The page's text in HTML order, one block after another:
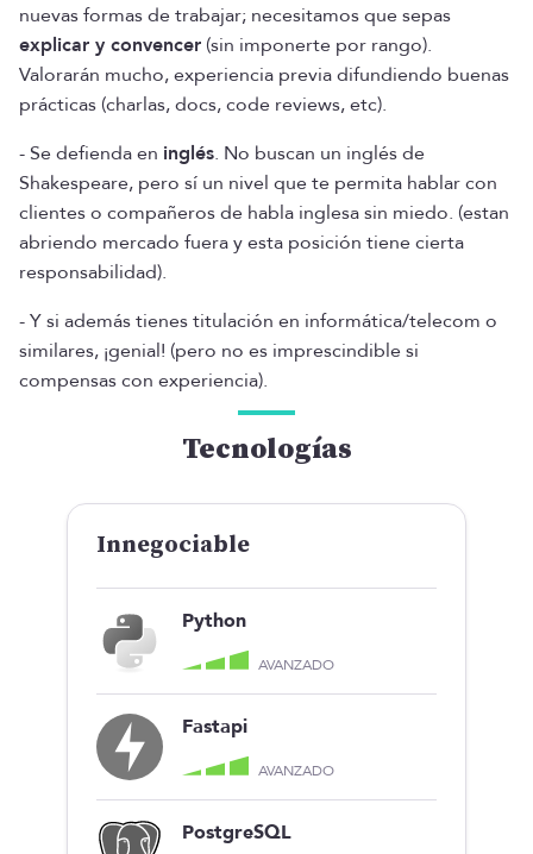
nuevas formas de trabajar; necesitamos que sepas
explicar y convencer (sin imponerte por rango).
Valorarán mucho, experiencia previa difundiendo buenas
prácticas (charlas, docs, code reviews, etc).
- Se defienda en inglés. No buscan un inglés de
Shakespeare, pero sí un nivel que te permita hablar con
clientes o compañeros de habla inglesa sin miedo. (estan
abriendo mercado fuera y esta posición tiene cierta
responsabilidad).
- Y si además tienes titulación en informática/telecom o
similares, ¡genial! (pero no es imprescindible si
compensas con experiencia).
Tecnologías
Innegociable
Python
AVANZADO
Fastapi
AVANZADO
PostgreSQL